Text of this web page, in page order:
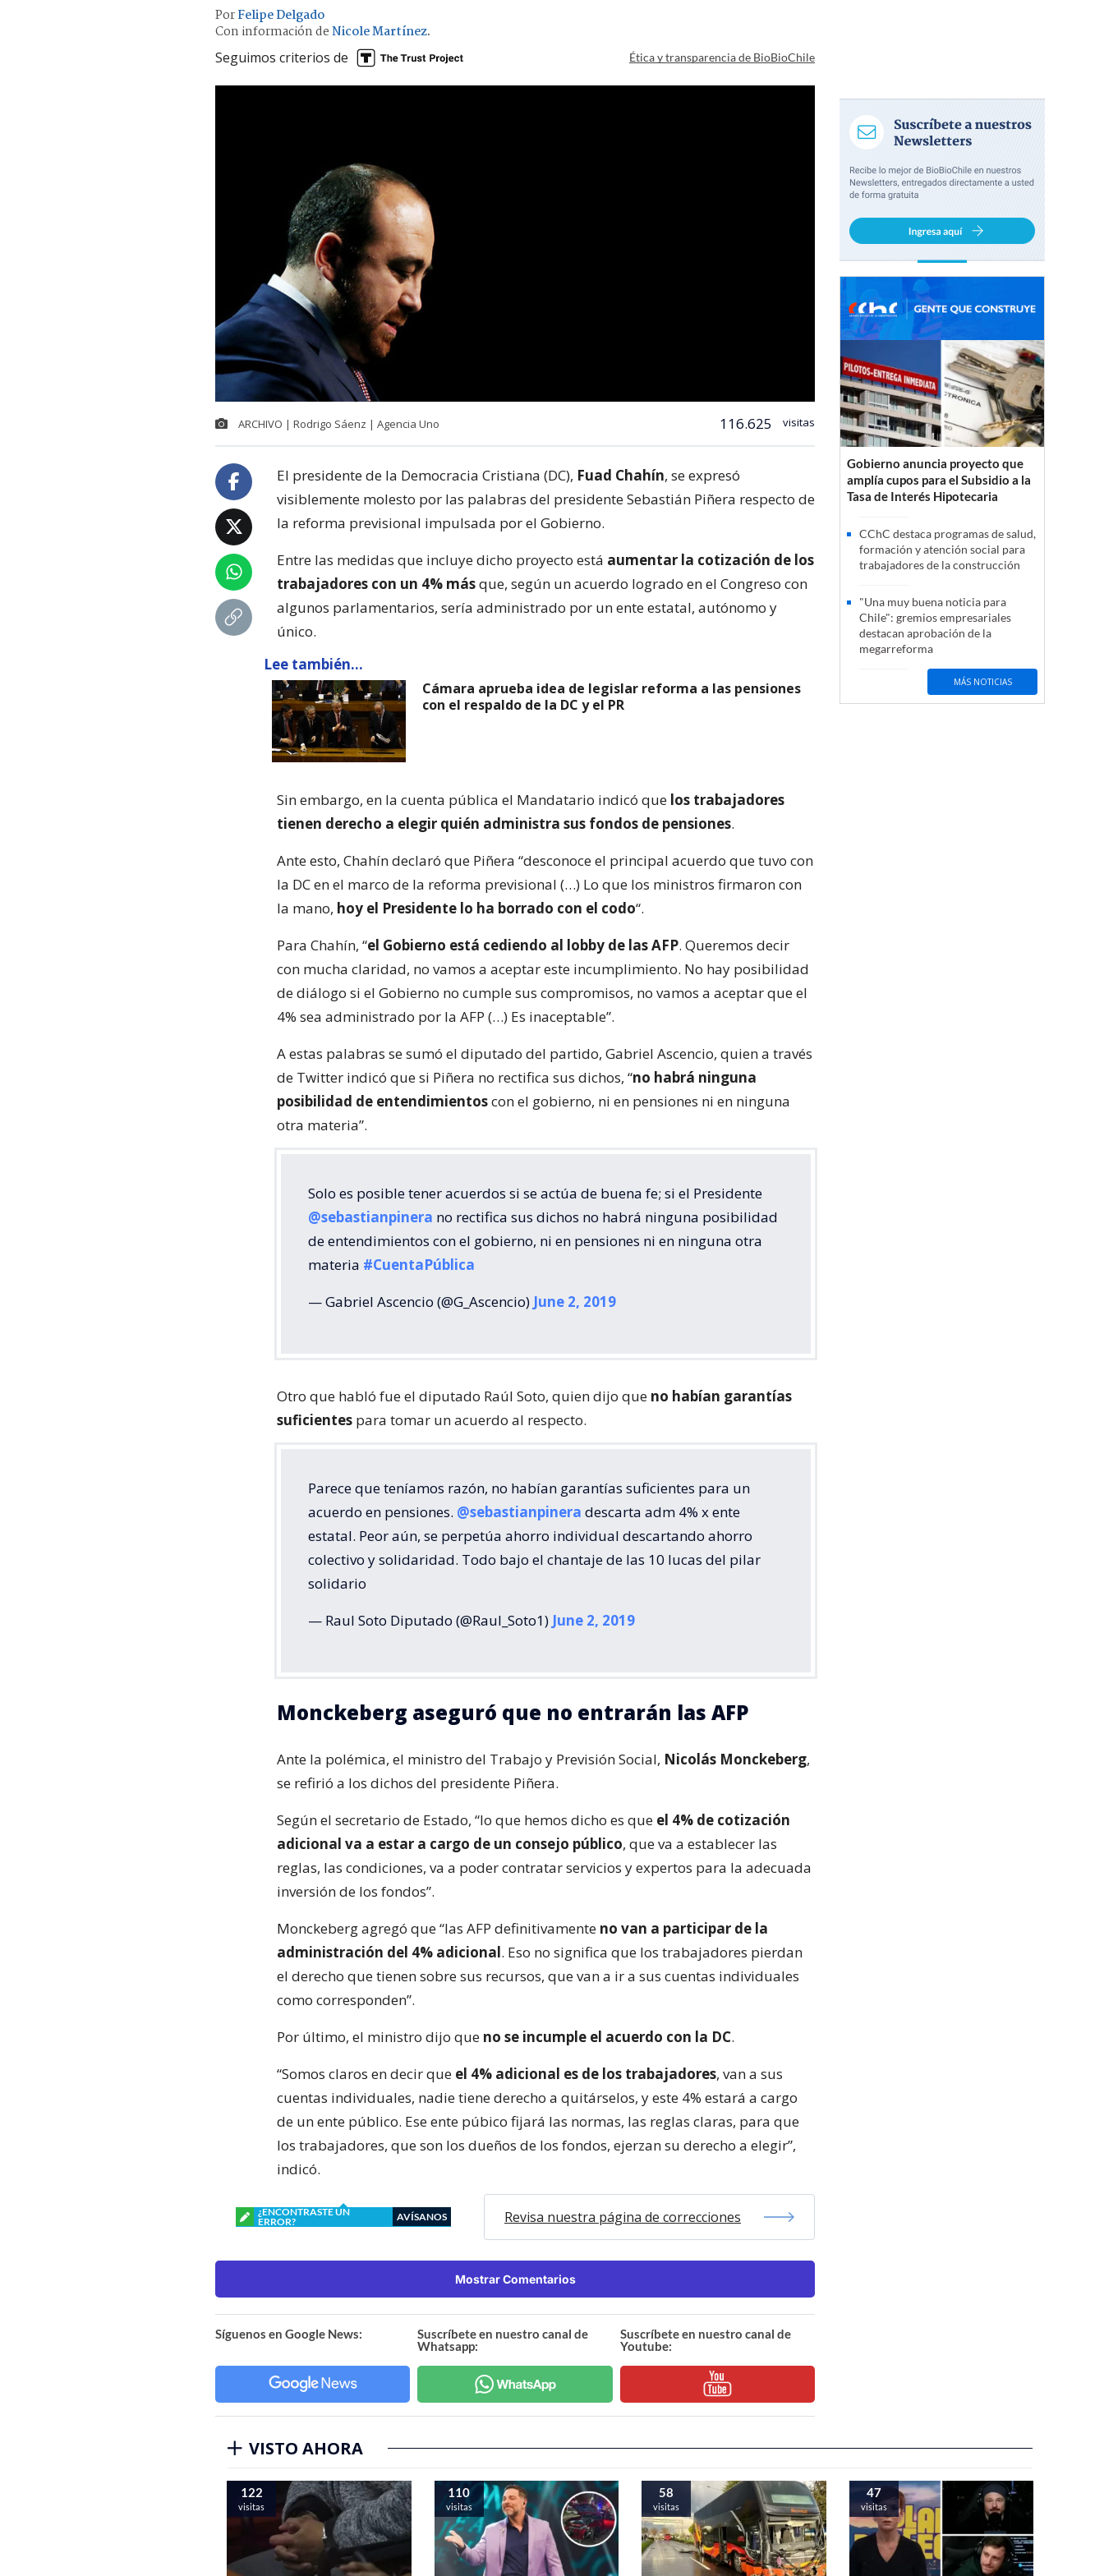
PorFelipe Delgado
Con información deNicole Martínez.
Seguimos criterios de Ética y transparencia de BioBioChile
ARCHIVO | Rodrigo Sáenz | Agencia Uno 116.625 visitas
El presidente de la Democracia Cristiana (DC), Fuad Chahín, se expresó
visiblemente molesto por las palabras del presidente Sebastián Piñera respecto de
la reforma previsional impulsada por el Gobierno.
Entre las medidas que incluye dicho proyecto está aumentar la cotización de los
trabajadores con un 4% másque, según un acuerdo logrado en el Congreso con
algunos parlamentarios, sería administrado por un ente estatal, autónomo y
único.
Lee también...
Cámara aprueba idea de legislar reforma a las pensiones
con el respaldo de la DC y el PR
Sin embargo, en la cuenta pública el Mandatario indicó que los trabajadores
tienen derecho a elegir quién administra sus fondos de pensiones.
Ante esto, Chahín declaró que Piñera “desconoce el principal acuerdo que tuvo con
la DC en el marco de la reforma previsional (…) Lo que los ministros firmaron con
la mano, hoy el Presidente lo ha borrado con el codo“.
Para Chahín, “el Gobierno está cediendo al lobby de las AFP. Queremos decir
con mucha claridad, no vamos a aceptar este incumplimiento. No hay posibilidad
de diálogo si el Gobierno no cumple sus compromisos, no vamos a aceptar que el
4% sea administrado por la AFP (…) Es inaceptable”.
A estas palabras se sumó el diputado del partido, Gabriel Ascencio, quien a través
de Twitter indicó que si Piñera no rectifica sus dichos, “no habrá ninguna
posibilidad de entendimientoscon el gobierno, ni en pensiones ni en ninguna
otra materia”.
Solo es posible tener acuerdos si se actúa de buena fe; si el Presidente
@sebastianpinera no rectifica sus dichos no habrá ninguna posibilidad
de entendimientos con el gobierno, ni en pensiones ni en ninguna otra
materia #CuentaPública
— Gabriel Ascencio (@G_Ascencio) June 2, 2019
Otro que habló fue el diputado Raúl Soto, quien dijo que no habían garantías
suficientes para tomar un acuerdo al respecto.
Parece que teníamos razón, no habían garantías suficientes para un
acuerdo en pensiones. @sebastianpinera descarta adm 4% x ente
estatal. Peor aún, se perpetúa ahorro individual descartando ahorro
colectivo y solidaridad. Todo bajo el chantaje de las 10 lucas del pilar
solidario
— Raul Soto Diputado (@Raul_Soto1) June 2, 2019
Monckeberg aseguró que no entrarán las AFP
Ante la polémica, el ministro del Trabajo y Previsión Social, Nicolás Monckeberg,
se refirió a los dichos del presidente Piñera.
Según el secretario de Estado, “lo que hemos dicho es que el 4% de cotización
adicional va a estar a cargo de un consejo público, que va a establecer las
reglas, las condiciones, va a poder contratar servicios y expertos para la adecuada
inversión de los fondos”.
Monckeberg agregó que “las AFP definitivamente no van a participar de la
administración del 4% adicional. Eso no significa que los trabajadores pierdan
el derecho que tienen sobre sus recursos, que van a ir a sus cuentas individuales
como corresponden”.
Por último, el ministro dijo que no se incumple el acuerdo con la DC.
“Somos claros en decir que el 4% adicional es de los trabajadores, van a sus
cuentas individuales, nadie tiene derecho a quitárselos, y este 4% estará a cargo
de un ente público. Ese ente púbico fijará las normas, las reglas claras, para que
los trabajadores, que son los dueños de los fondos, ejerzan su derecho a elegir”,
indicó.
¿ENCONTRASTE UN
ERROR?
AVÍSANOS Revisa nuestra página de correcciones
Mostrar Comentarios
Síguenos en Google News:
Suscríbete en nuestro canal de
Whatsapp:
Suscríbete en nuestro canal de
Youtube:
Gobierno anuncia proyecto que
amplía cupos para el Subsidio a la
Tasa de Interés Hipotecaria
CChC destaca programas de salud,
formación y atención social para
trabajadores de la construcción
"Una muy buena noticia para
Chile": gremios empresariales
destacan aprobación de la
megarreforma
MÁS NOTICIAS
VISTO AHORA
122
visitas
110
visitas
58
visitas
47
visitas